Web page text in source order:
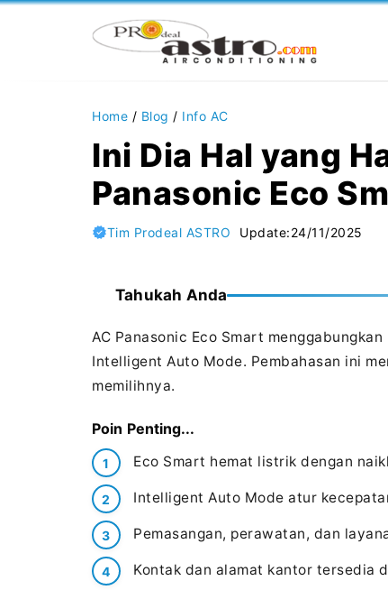
Langsung
Home / Blog / Info AC
Ini Dia Hal yang
Panasonic Eco
Tim Prodeal ASTRO Update:24/11/2025
Tahukah Anda
AC Panasonic Eco Smart
Intelligent Auto Mode. Pembahasan ini
memilihnya.
Poin Penting...
Eco Smart hemat listrik dengan
Intelligent Auto Mode atur
Pemasangan, perawatan, dan
Kontak dan alamat kantor tersedia